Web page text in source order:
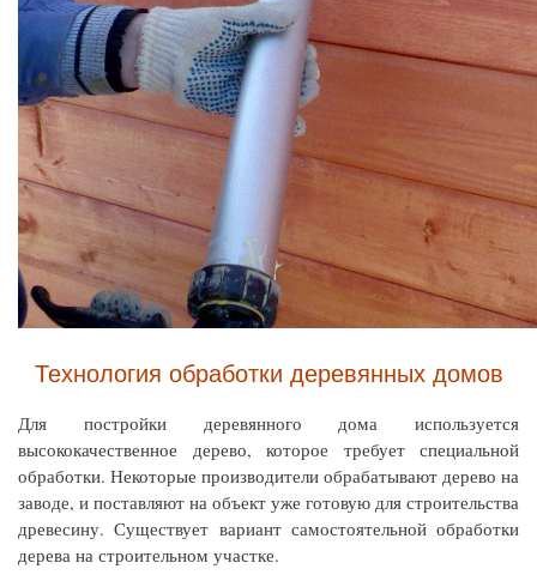
Технология обработки деревянных домов
Для постройки деревянного дома используется
высококачественное дерево, которое требует специальной
обработки. Некоторые производители обрабатывают дерево на
заводе, и поставляют на объект уже готовую для строительства
древесину. Существует вариант самостоятельной обработки
дерева на строительном участке.